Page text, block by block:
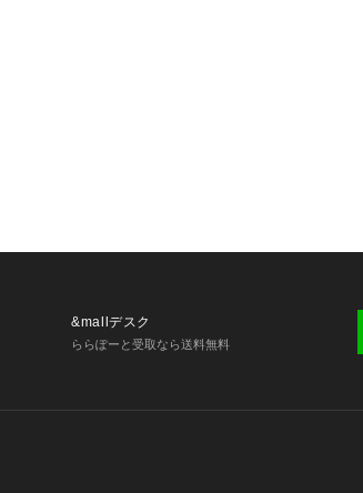
&mallデスク
ららぽーと受取なら送料無料